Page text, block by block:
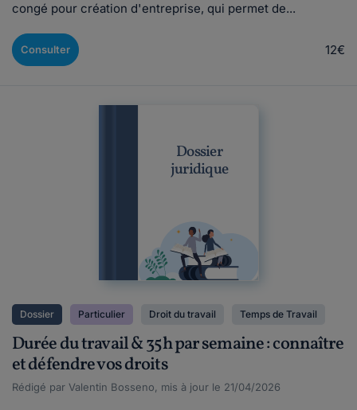
congé pour création d'entreprise, qui permet de...
Consulter 12€
Dossier
juridique
Dossier Particulier Droit du travail Temps de Travail
Durée du travail & 35h par semaine : connaître
et défendre vos droits
Rédigé par Valentin Bosseno, mis à jour le 21/04/2026